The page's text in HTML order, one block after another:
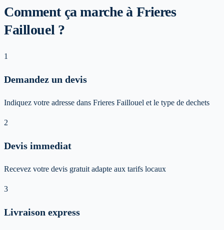
Comment ça marche à Frieres
Faillouel ?
1
Demandez un devis
Indiquez votre adresse dans Frieres Faillouel et le type de dechets
2
Devis immediat
Recevez votre devis gratuit adapte aux tarifs locaux
3
Livraison express